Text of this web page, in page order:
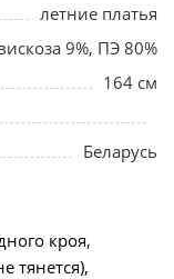
летние платья
9%, ПЭ 80%
164 см
Беларусь
кроя,
тянется),